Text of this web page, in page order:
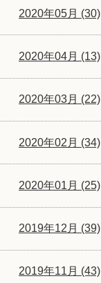
2020年05月 (30)
2020年04月 (13)
2020年03月 (22)
2020年02月 (34)
2020年01月 (25)
2019年12月 (39)
2019年11月 (43)